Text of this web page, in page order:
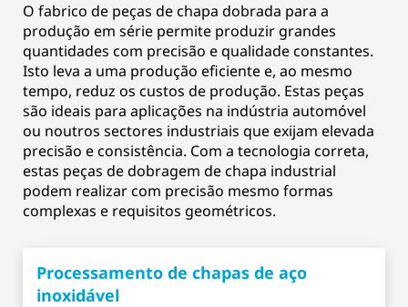
O fabrico de peças de chapa dobrada para a
produção em série permite produzir grandes
quantidades com precisão e qualidade constantes.
Isto leva a uma produção eficiente e, ao mesmo
tempo, reduz os custos de produção. Estas peças
são ideais para aplicações na indústria automóvel
ou noutros sectores industriais que exijam elevada
precisão e consistência. Com a tecnologia correta,
estas peças de dobragem de chapa industrial
podem realizar com precisão mesmo formas
complexas e requisitos geométricos.
Processamento de chapas de aço
inoxidável